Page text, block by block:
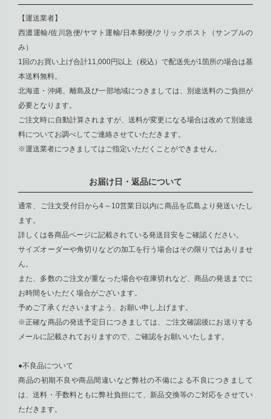
【運送業者】
西濃運輸/佐川急便/ヤマト運輸/日本郵便/クリックポスト（サンプルの
み）
1回のお買い上げ合計11,000円以上（税込）で配送先が1箇所の場合は基
本送料無料。
北海道・沖縄、離島及び一部地域につきましては、別途送料のご負担が
必要となります。
ご注文時に自動計算されますが、送料が変更になる場合は改めて別途送
料についてお調べしてご連絡させていただきます。
※運送業者につきましてはご指定いただくことができません。
お届け日・返品について
通常、ご注文受付日から4～10営業日以内に商品を広島より発送いたし
ます。
詳しくは各商品ページに記載されている発送目安をご確認ください。
サイズオーダーや角切りなどの加工を行う場合はその限りではありませ
ん。
また、多数のご注文が重なった場合や在庫切れなど、商品の発送までに
お時間をいただく場合がございます。
予めご了承くださいますよう、お願い申し上げます。
※正確な商品の発送予定日につきましては、ご注文確認後にお送りする
メールに記載されておりますので、ご確認をお願いいたします。
●不良品について
商品の初期不良や商品間違いなど弊社の不備による不良につきまして
は、送料・手数料ともに弊社負担にて、新品交換等のご対応をさせてい
ただきます。